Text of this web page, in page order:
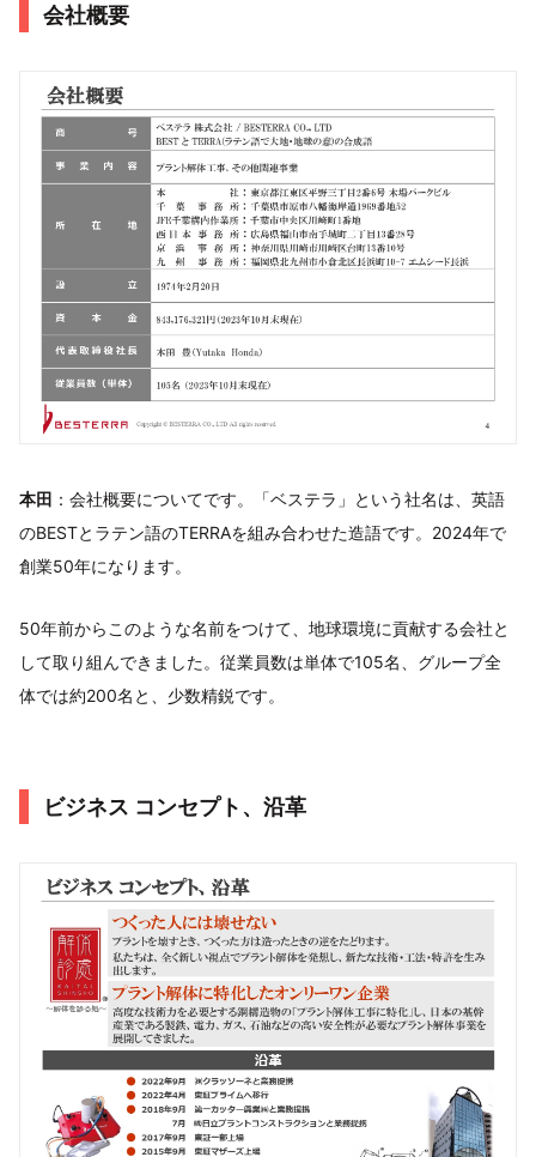
会社概要
本田 ：会社概要についてです。「ベステラ」という社名は、英語
のBESTとラテン語のTERRAを組み合わせた造語です。2024年で
創業50年になります。
50年前からこのような名前をつけて、地球環境に貢献する会社と
して取り組んできました。従業員数は単体で105名、グループ全
体では約200名と、少数精鋭です。
ビジネス コンセプト、沿革